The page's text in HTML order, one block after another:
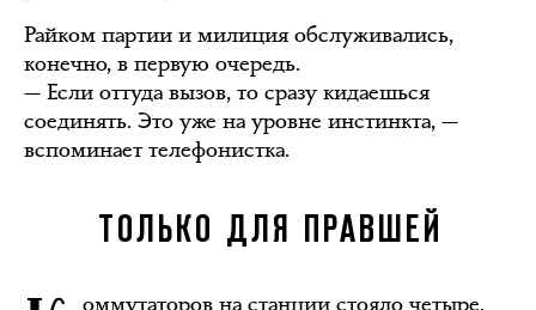
Райком партии и милиция обслуживались,
конечно, в первую очередь.
— Если оттуда вызов, то сразу кидаешься
соединять. Это уже на уровне инстинкта, —
вспоминает телефонистка.
ТОЛЬКО ДЛЯ ПРАВШЕЙ
оммутаторов на станции стояло четыре.